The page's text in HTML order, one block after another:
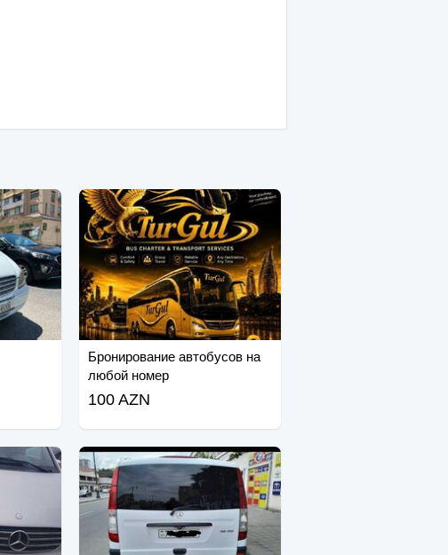
Бронирование автобусов на
любой номер
100 AZN